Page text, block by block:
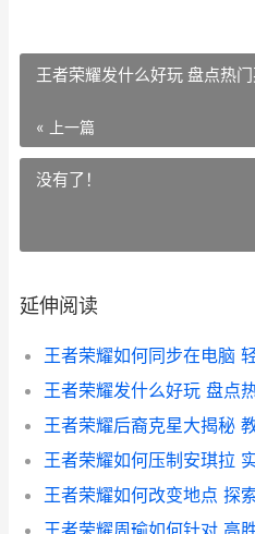
王者荣耀发什么好玩 盘点热
« 上一篇
没有了！
延伸阅读
王者荣耀发什么好玩 盘点